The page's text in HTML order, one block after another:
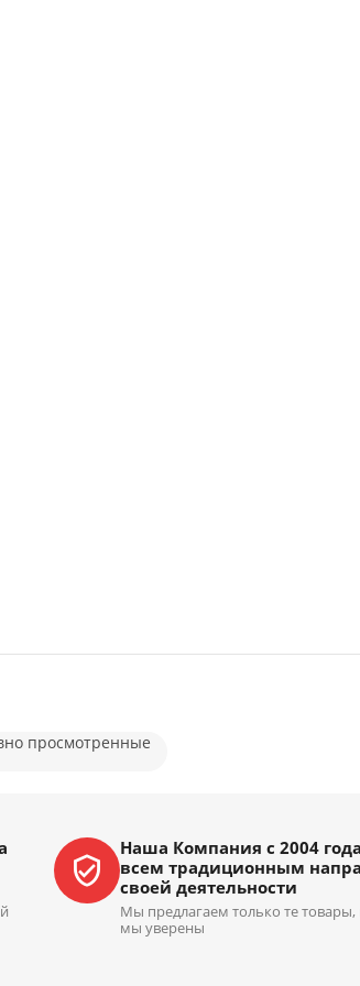
просмотренные
Наша Компания с 2004
всем традиционным
своей деятельности
Мы предлагаем только те товары,
мы уверены